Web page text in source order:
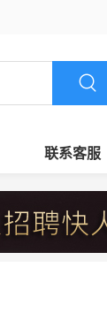
联系客服